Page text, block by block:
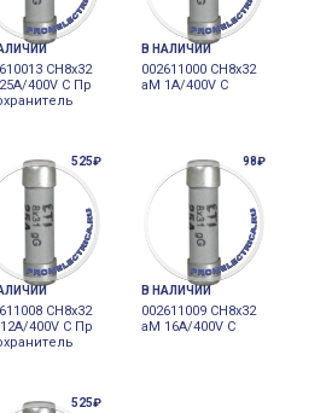
CH8x32
400V C Пр
В НАЛИЧИИ
002611000 CH8x32
aM 1A/400V C
525₽
CH8x32
400V C Пр
98₽
В НАЛИЧИИ
002611009 CH8x32
aM 16A/400V C
525₽